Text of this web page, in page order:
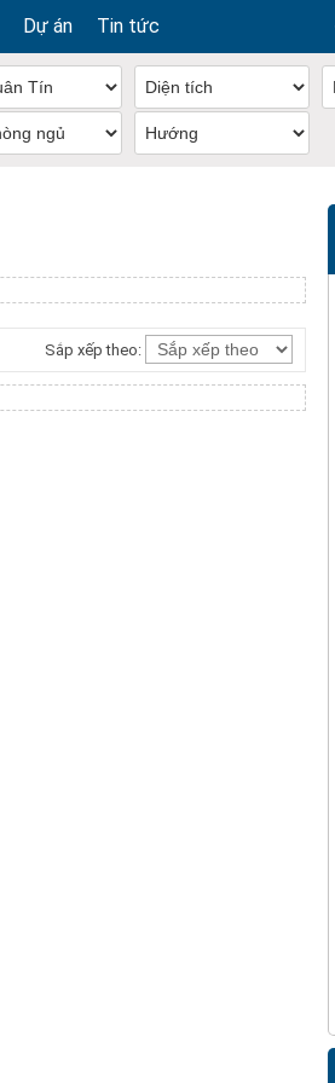
Dự án Tin tức
Sắp xếp theo: